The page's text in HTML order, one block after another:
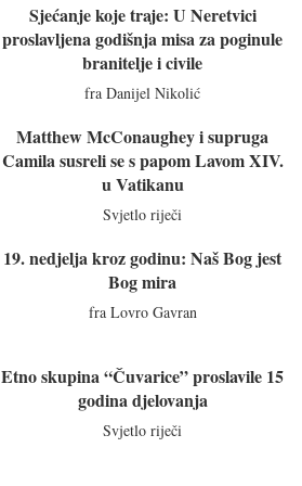
Sjećanje koje traje: U Neretvici
proslavljena godišnja misa za poginule
branitelje i civile
fra Danijel Nikolić
Matthew McConaughey i supruga
Camila susreli se s papom Lavom XIV.
u Vatikanu
Svjetlo riječi
19. nedjelja kroz godinu: Naš Bog jest
Bog mira
fra Lovro Gavran
Etno skupina “Čuvarice” proslavile 15
godina djelovanja
Svjetlo riječi